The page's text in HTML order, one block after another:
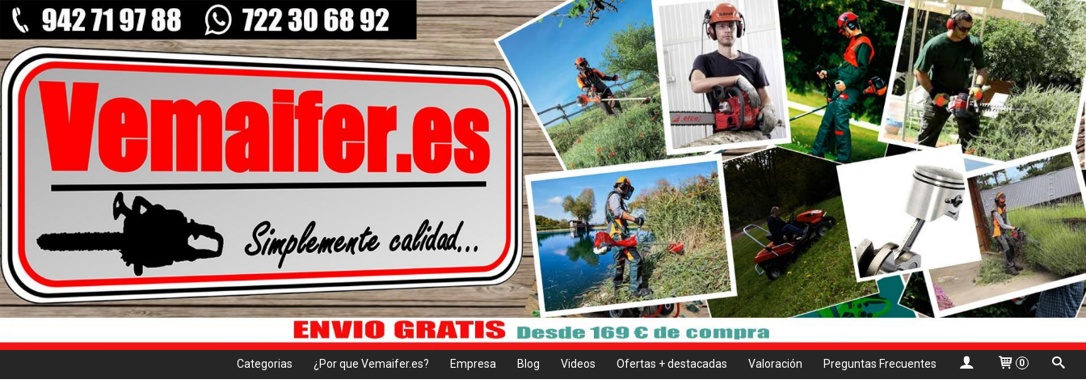
Categorias ¿Por que Vemaifer.es? Empresa Blog Videos Ofertas + destacadas Valoración Preguntas Frecuentes 0